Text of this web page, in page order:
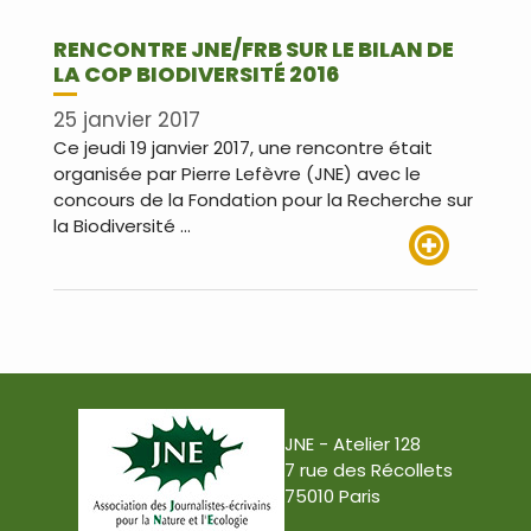
RENCONTRE JNE/FRB SUR LE BILAN DE
LA COP BIODIVERSITÉ 2016
25 janvier 2017
Ce jeudi 19 janvier 2017, une rencontre était
organisée par Pierre Lefèvre (JNE) avec le
concours de la Fondation pour la Recherche sur
la Biodiversité …
JNE - Atelier 128
7 rue des Récollets
75010 Paris